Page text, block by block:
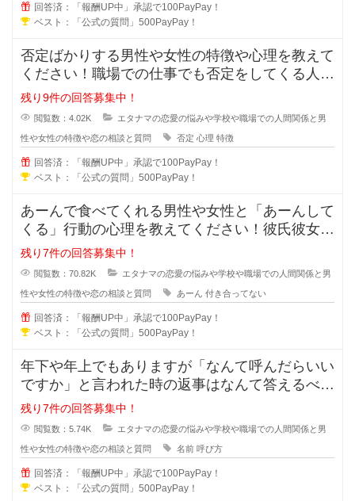
回答済：「報酬UP中」承認で100PayPay！
ベスト：「公式の質問」500PayPay！
否定ばかりする男性や女性の特徴や心理を教えて
ください！職場での仕事でも否定をしてくる人っ
ていますよね？女同士や男同士で恋
残り9件の回答募集中！
閲覧数：4.02K エタナマの恋愛の悩みや学校や職場での人間関係と男
性や女性の特徴や恋の相談と質問 否定 心理 特徴
回答済：「報酬UP中」承認で100PayPay！
ベスト：「公式の質問」500PayPay！
あーんで食べてくれる男性や女性と「あーんして
くる」行動の心理を教えてください！彼氏彼女で
はなく付き合っていないのに、あー
残り7件の回答募集中！
閲覧数：70.82K エタナマの恋愛の悩みや学校や職場での人間関係と男
性や女性の特徴や恋の相談と質問 あーん 付き合ってない
回答済：「報酬UP中」承認で100PayPay！
ベスト：「公式の質問」500PayPay！
年下や年上でもありますが「なんて呼んだらいい
ですか」と言われた時の返事はなんて答えるべき
でしょうか？「苗字+さん」付け？
残り7件の回答募集中！
閲覧数：5.74K エタナマの恋愛の悩みや学校や職場での人間関係と男
性や女性の特徴や恋の相談と質問 名前 呼び方
回答済：「報酬UP中」承認で100PayPay！
ベスト：「公式の質問」500PayPay！